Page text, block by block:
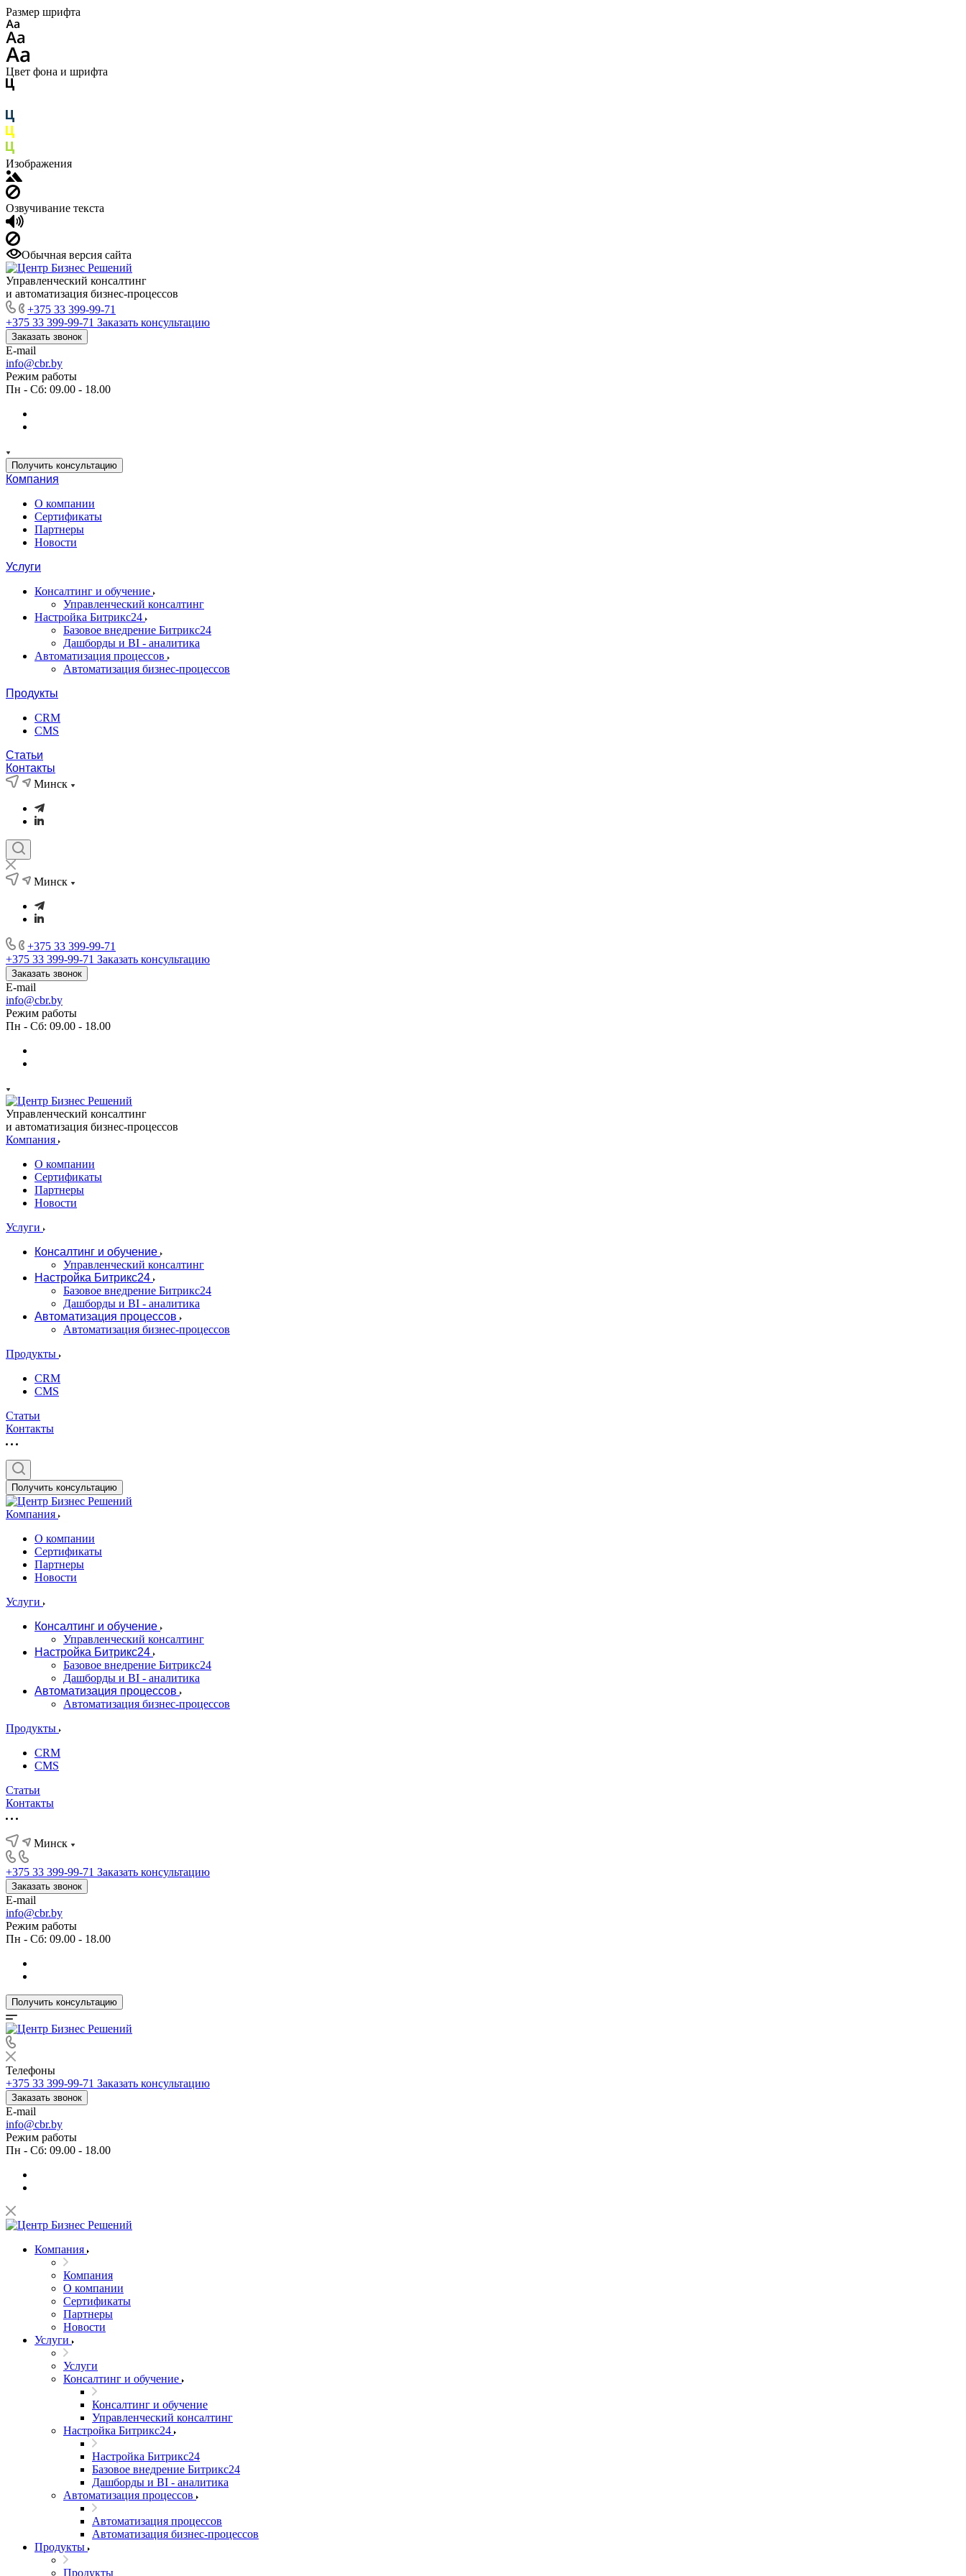
Размер шрифта
Цвет фона и шрифта
Изображения
Озвучивание текста
Обычная версия сайта
Управленческий консалтинг
и автоматизация бизнес-процессов
+375 33 399-99-71
+375 33 399-99-71 Заказать консультацию
Заказать звонок
E-mail
info@cbr.by
Режим работы
Пн - Сб: 09.00 - 18.00
Получить консультацию
Компания
О компании
Сертификаты
Партнеры
Новости
Услуги
Консалтинг и обучение
Управленческий консалтинг
Настройка Битрикс24
Базовое внедрение Битрикс24
Дашборды и BI - аналитика
Автоматизация процессов
Автоматизация бизнес-процессов
Продукты
CRM
CMS
Статьи
Контакты
Минск
Минск
+375 33 399-99-71
+375 33 399-99-71 Заказать консультацию
Заказать звонок
E-mail
info@cbr.by
Режим работы
Пн - Сб: 09.00 - 18.00
Управленческий консалтинг
и автоматизация бизнес-процессов
Компания
О компании
Сертификаты
Партнеры
Новости
Услуги
Консалтинг и обучение
Управленческий консалтинг
Настройка Битрикс24
Базовое внедрение Битрикс24
Дашборды и BI - аналитика
Автоматизация процессов
Автоматизация бизнес-процессов
Продукты
CRM
CMS
Статьи
Контакты
Получить консультацию
Компания
О компании
Сертификаты
Партнеры
Новости
Услуги
Консалтинг и обучение
Управленческий консалтинг
Настройка Битрикс24
Базовое внедрение Битрикс24
Дашборды и BI - аналитика
Автоматизация процессов
Автоматизация бизнес-процессов
Продукты
CRM
CMS
Статьи
Контакты
Минск
+375 33 399-99-71 Заказать консультацию
Заказать звонок
E-mail
info@cbr.by
Режим работы
Пн - Сб: 09.00 - 18.00
Получить консультацию
Телефоны
+375 33 399-99-71 Заказать консультацию
Заказать звонок
E-mail
info@cbr.by
Режим работы
Пн - Сб: 09.00 - 18.00
Компания
Компания
О компании
Сертификаты
Партнеры
Новости
Услуги
Услуги
Консалтинг и обучение
Консалтинг и обучение
Управленческий консалтинг
Настройка Битрикс24
Настройка Битрикс24
Базовое внедрение Битрикс24
Дашборды и BI - аналитика
Автоматизация процессов
Автоматизация процессов
Автоматизация бизнес-процессов
Продукты
Продукты